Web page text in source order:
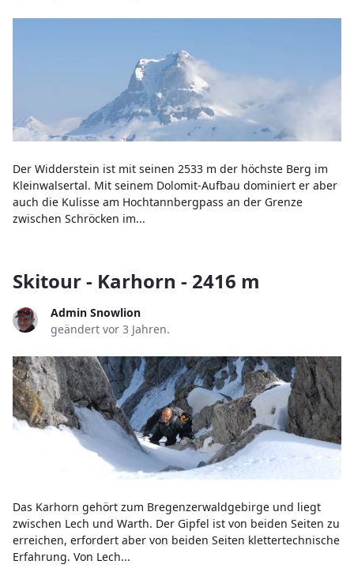
Der Widderstein ist mit seinen 2533 m der höchste Berg im
Kleinwalsertal. Mit seinem Dolomit-Aufbau dominiert er aber
auch die Kulisse am Hochtannbergpass an der Grenze
zwischen Schröcken im...
Skitour - Karhorn - 2416 m
Admin Snowlion
geändert vor 3 Jahren.
Das Karhorn gehört zum Bregenzerwaldgebirge und liegt
zwischen Lech und Warth. Der Gipfel ist von beiden Seiten zu
erreichen, erfordert aber von beiden Seiten klettertechnische
Erfahrung. Von Lech...